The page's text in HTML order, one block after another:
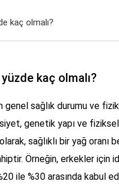
kaç olmalı?
kaç olmalı?
genel sağlık durumu ve
genetik yapı ve
sağlıklı bir yağ
Örneğin, erkekler için
ile %30 arasında kabul